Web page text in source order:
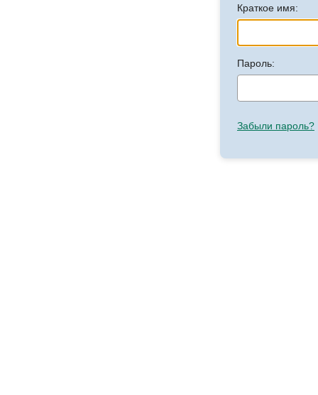
Краткое имя:
Пароль:
Забыли пароль?